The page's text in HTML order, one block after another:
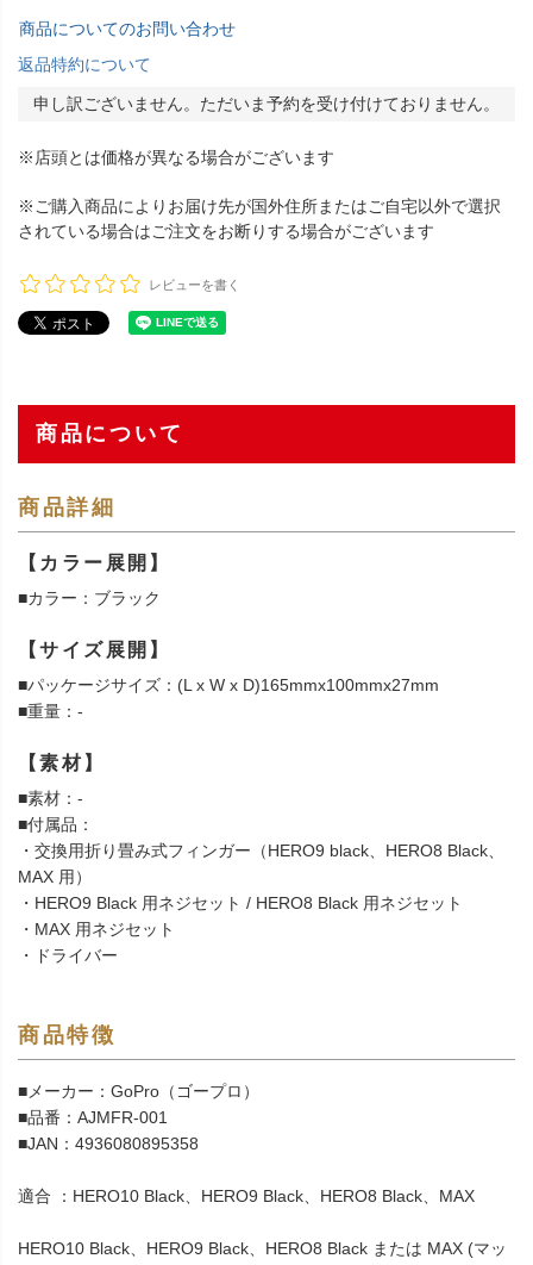
商品についてのお問い合わせ
返品特約について
申し訳ございません。ただいま予約を受け付けておりません。
※店頭とは価格が異なる場合がございます
※ご購入商品によりお届け先が国外住所またはご自宅以外で選択
されている場合はご注文をお断りする場合がございます
レビューを書く
商品について
商品詳細
【カラー展開】
■カラー：ブラック
【サイズ展開】
■パッケージサイズ：(L x W x D)165mmx100mmx27mm
■重量：-
【素材】
■素材：-
■付属品：
・交換用折り畳み式フィンガー（HERO9 black、HERO8 Black、
MAX 用）
・HERO9 Black 用ネジセット / HERO8 Black 用ネジセット
・MAX 用ネジセット
・ドライバー
商品特徴
■メーカー：GoPro（ゴープロ）
■品番：AJMFR-001
■JAN：4936080895358
適合 ：HERO10 Black、HERO9 Black、HERO8 Black、MAX
HERO10 Black、HERO9 Black、HERO8 Black または MAX (マッ